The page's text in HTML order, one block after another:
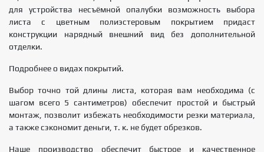
для устройства несъёмной опалубки возможность выбора
листа с цветным полиэстеровым покрытием придаст
конструкции нарядный внешний вид без дополнительной
отделки.
Подробнее о видах покрытий.
Выбор точно той длины листа, которая вам необходима (с
шагом всего 5 сантиметров) обеспечит простой и быстрый
монтаж, позволит избежать необходимости резки материала,
а также сэкономит деньги, т. к. не будет обрезков.
Наше производство обеспечит быстрое и качественное